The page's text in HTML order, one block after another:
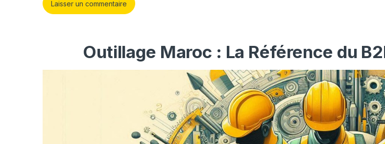
Outillage Maroc : La Référence du